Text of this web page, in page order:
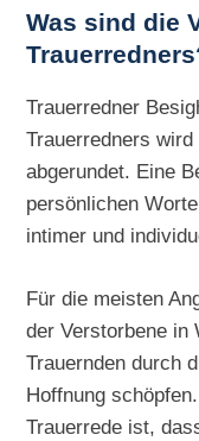
Was sind die
Trauerredner
Trauerredners
abgerundet. Eine
persönlichen
intimer und
Für die meisten
der Verstorbene in
Trauernden durch
Hoffnung
Trauerrede ist,